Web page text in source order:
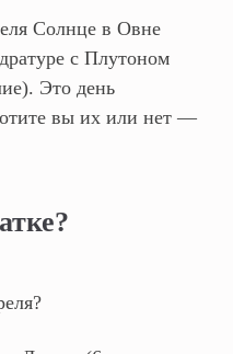
Солнце в Овне
с Плутоном
Это день
вы их или нет —